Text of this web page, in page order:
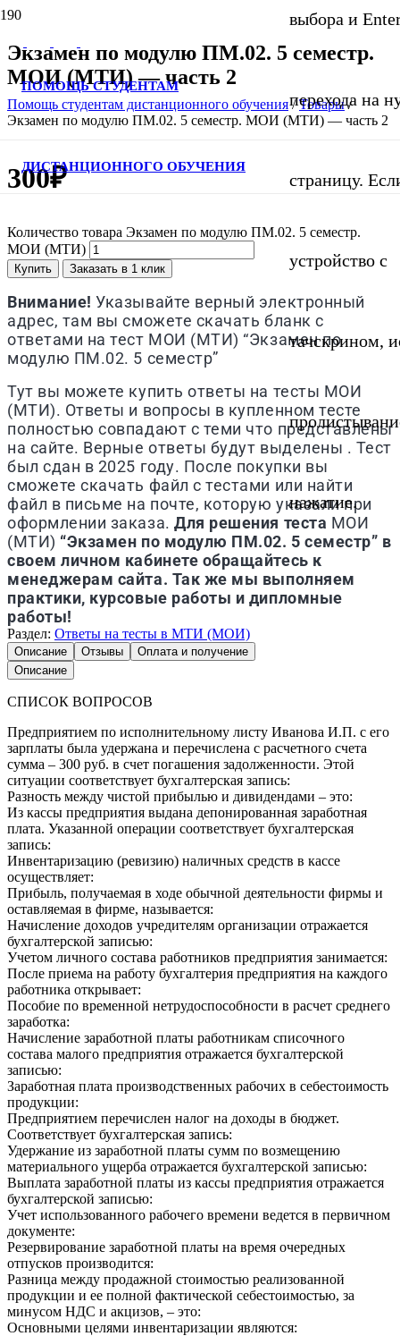
ПОМОЩЬ СТУДЕНТАМ
ДИСТАНЦИОННОГО ОБУЧЕНИЯ
выбора и
перехода на
страницу.
устройство с
тачскрином,
нажатие.
Экзамен по модулю ПМ.02. 5 семестр.
МОИ (МТИ) — часть 2
Помощь студентам дистанционного обучения/Товары/
Экзамен по модулю ПМ.02. 5 семестр. МОИ (МТИ) — часть 2
300₽
Количество товара Экзамен по модулю ПМ.02. 5 семестр.
МОИ (МТИ)
Купить Заказать в 1 клик
Внимание! Указывайте верный электронный
адрес, там вы сможете скачать бланк с
ответами на тест МОИ (МТИ) “Экзамен по
модулю ПМ.02. 5 семестр”
Тут вы можете купить ответы на тесты МОИ
(МТИ). Ответы и вопросы в купленном тесте
полностью совпадают с теми что представлены
на сайте. Верные ответы будут выделены . Тест
был сдан в 2025 году. После покупки вы
сможете скачать файл с тестами или найти
файл в письме на почте, которую указали при
оформлении заказа.Для решения теста МОИ
(МТИ) “Экзамен по модулю ПМ.02. 5 семестр” в
своем личном кабинете обращайтесь к
менеджерам сайта. Так же мы выполняем
практики, курсовые работы и дипломные
работы!
Раздел: Ответы на тесты в МТИ (МОИ)
Описание Отзывы
Оплата и получение
Описание
СПИСОК ВОПРОСОВ
Предприятием по исполнительному листу Иванова И.П. с его
зарплаты была удержана и перечислена с расчетного счета
сумма – 300 руб. в счет погашения задолженности. Этой
ситуации соответствует бухгалтерская запись:
Разность между чистой прибылью и дивидендами – это:
Из кассы предприятия выдана депонированная заработная
плата. Указанной операции соответствует бухгалтерская
запись:
Инвентаризацию (ревизию) наличных средств в кассе
осуществляет:
Прибыль, получаемая в ходе обычной деятельности фирмы и
оставляемая в фирме, называется:
Начисление доходов учредителям организации отражается
бухгалтерской записью:
Учетом личного состава работников предприятия занимается:
После приема на работу бухгалтерия предприятия на каждого
работника открывает:
Пособие по временной нетрудоспособности в расчет среднего
заработка:
Начисление заработной платы работникам списочного
состава малого предприятия отражается бухгалтерской
записью:
Заработная плата производственных рабочих в себестоимость
продукции:
Предприятием перечислен налог на доходы в бюджет.
Соответствует бухгалтерская запись:
Удержание из заработной платы сумм по возмещению
материального ущерба отражается бухгалтерской записью:
Выплата заработной платы из кассы предприятия отражается
бухгалтерской записью:
Учет использованного рабочего времени ведется в первичном
документе:
Резервирование заработной платы на время очередных
отпусков производится:
Разница между продажной стоимостью реализованной
продукции и ее полной фактической себестоимостью, за
минусом НДС и акцизов, – это:
Основными целями инвентаризации являются: